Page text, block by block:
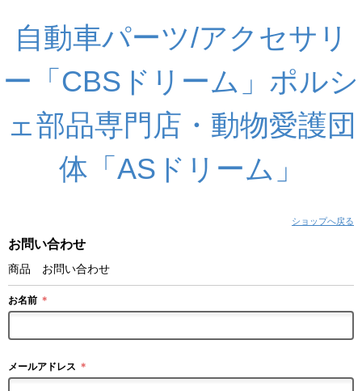
自動車パーツ/アクセサリ
ー「CBSドリーム」ポルシ
ェ部品専門店・動物愛護団
体「ASドリーム」
ショップへ戻る
お問い合わせ
商品 お問い合わせ
お名前 ＊
メールアドレス ＊